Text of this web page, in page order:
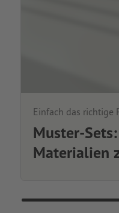
Einfach das richtige
Muster-
Materialien